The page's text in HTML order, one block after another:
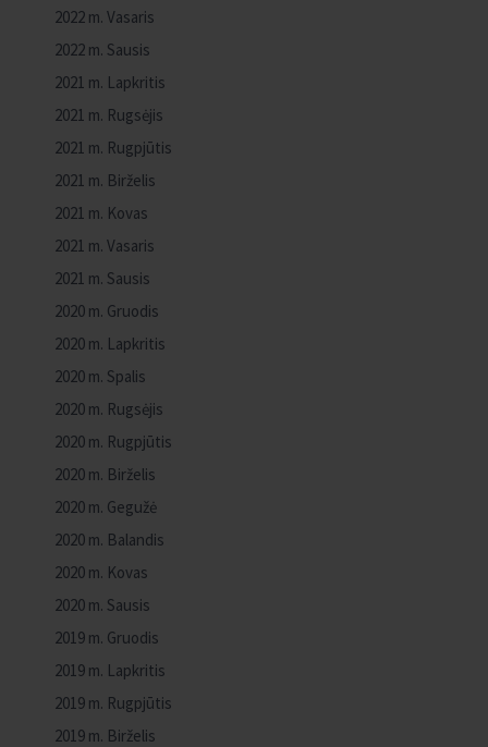
2022 m. Vasaris
2022 m. Sausis
2021 m. Lapkritis
2021 m. Rugsėjis
2021 m. Rugpjūtis
2021 m. Birželis
2021 m. Kovas
2021 m. Vasaris
2021 m. Sausis
2020 m. Gruodis
2020 m. Lapkritis
2020 m. Spalis
2020 m. Rugsėjis
2020 m. Rugpjūtis
2020 m. Birželis
2020 m. Gegužė
2020 m. Balandis
2020 m. Kovas
2020 m. Sausis
2019 m. Gruodis
2019 m. Lapkritis
2019 m. Rugpjūtis
2019 m. Birželis